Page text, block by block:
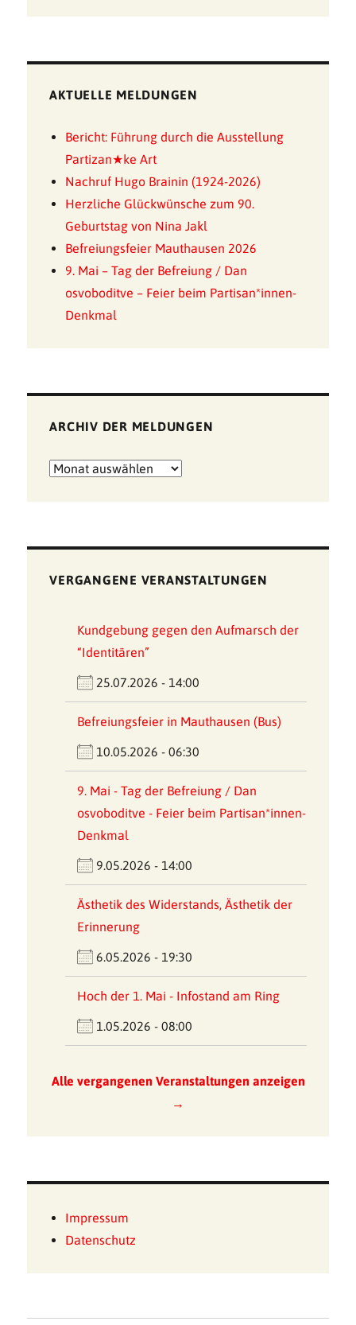
AKTUELLE MELDUNGEN
Bericht: Führung durch die Ausstellung
Partizan★ke Art
Nachruf Hugo Brainin (1924-2026)
Herzliche Glückwünsche zum 90.
Geburtstag von Nina Jakl
Befreiungsfeier Mauthausen 2026
9. Mai – Tag der Befreiung / Dan
osvoboditve – Feier beim Partisan*innen-
Denkmal
ARCHIV DER MELDUNGEN
Archiv
VERGANGENE VERANSTALTUNGEN
Kundgebung gegen den Aufmarsch der
“Identitären”
25.07.2026 - 14:00
Befreiungsfeier in Mauthausen (Bus)
10.05.2026 - 06:30
9. Mai - Tag der Befreiung / Dan
osvoboditve - Feier beim Partisan*innen-
Denkmal
9.05.2026 - 14:00
Ästhetik des Widerstands, Ästhetik der
Erinnerung
6.05.2026 - 19:30
Hoch der 1. Mai - Infostand am Ring
1.05.2026 - 08:00
Alle vergangenen Veranstaltungen anzeigen
→
Impressum
Datenschutz